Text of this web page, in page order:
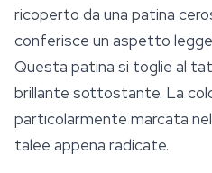
ricoperto da una patina
conferisce un aspetto
Questa patina si toglie al
brillante sottostante. La
particolarmente marcata
talee appena radicate.